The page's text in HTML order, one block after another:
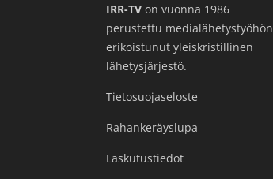
IRR-TV on vuonna 1986
perustettu medialähetystyöhön
erikoistunut yleiskristillinen
lähetysjärjestö.
Tietosuojaseloste
Rahankeräyslupa
Laskutustiedot